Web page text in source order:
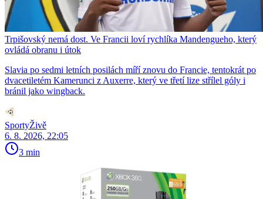
Trpišovský nemá dost. Ve Francii loví rychlíka Mandengueho, který
ovládá obranu i útok
Slavia po sedmi letních posilách míří znovu do Francie, tentokrát po
dvacetiletém Kamerunci z Auxerre, který ve třetí lize střílel góly i
bránil jako wingback.
SportyŽivě
6. 8. 2026, 22:05
3 min